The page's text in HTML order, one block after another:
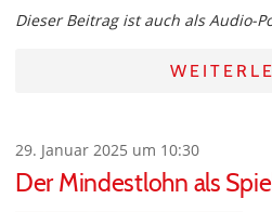
Dieser Beitrag ist auch als Audio-
29. Januar 2025 um 10:30
Der Mindestlohn als